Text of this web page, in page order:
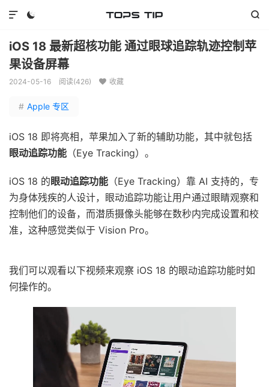
 

iOS 18 最新超核功能 通过眼球追踪轨迹控制苹
果设备屏幕
2024-05-16 阅读(426)  收藏
# Apple 专区
iOS 18 即将亮相，苹果加入了新的辅助功能，其中就包括
眼动追踪功能 （Eye Tracking）。
iOS 18 的 眼动追踪功能 （Eye Tracking）靠 AI 支持的，专
为身体残疾的人设计，眼动追踪功能让用户通过眼睛观察和
控制他们的设备，而潜质摄像头能够在数秒内完成设置和校
准，这种感觉类似于 Vision Pro。
我们可以观看以下视频来观察 iOS 18 的眼动追踪功能时如
何操作的。